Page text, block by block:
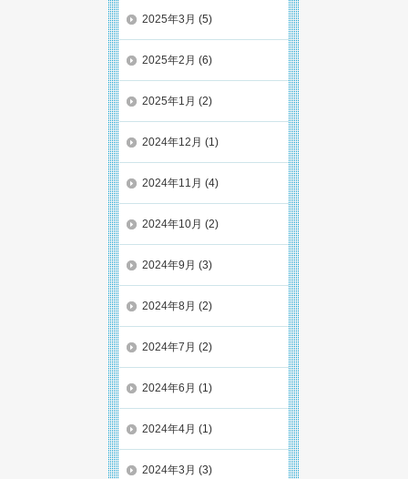
2025年3月 (5)
2025年2月 (6)
2025年1月 (2)
2024年12月 (1)
2024年11月 (4)
2024年10月 (2)
2024年9月 (3)
2024年8月 (2)
2024年7月 (2)
2024年6月 (1)
2024年4月 (1)
2024年3月 (3)